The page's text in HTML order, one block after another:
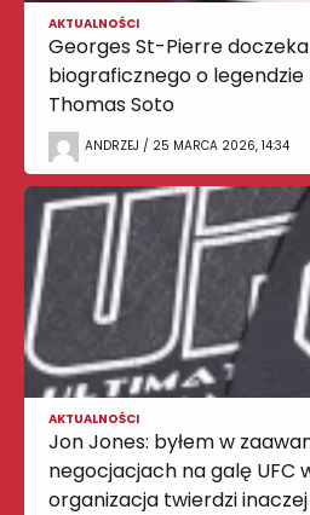
AKTUALNOŚCI
Georges St-Pierre
biograficznego o legendzie
Thomas Soto
ANDRZEJ / 25 MARCA 2026, 14:34
AKTUALNOŚCI
Jon Jones: byłem w
negocjacjach na galę UFC
organizacja twierdzi inaczej